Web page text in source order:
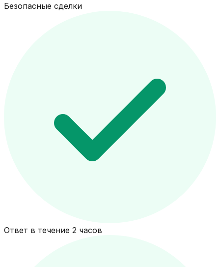
Безопасные сделки
Ответ в течение 2 часов